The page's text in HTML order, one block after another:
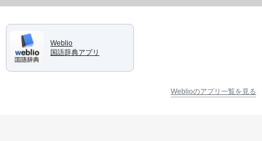
Weblio
国語辞典アプリ
Weblioのアプリ一覧を見る